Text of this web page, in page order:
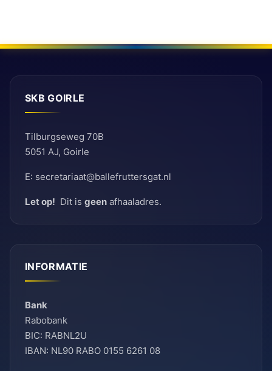
SKB GOIRLE
Tilburgseweg 70B
5051 AJ, Goirle
E: secretariaat@ballefruttersgat.nl
Let op! Dit is geen afhaaladres.
INFORMATIE
Bank
Rabobank
BIC: RABNL2U
IBAN: NL90 RABO 0155 6261 08